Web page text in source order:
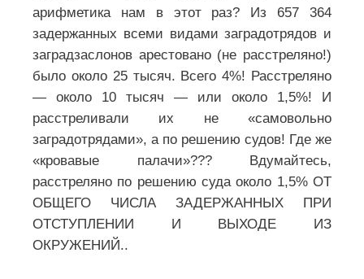
арифметика нам в этот раз? Из 657 364
задержанных всеми видами заградотрядов и
заградзаслонов арестовано (не расстреляно!)
было около 25 тысяч. Всего 4%! Расстреляно
— около 10 тысяч — или около 1,5%! И
расстреливали их не «самовольно
заградотрядами», а по решению судов! Где же
«кровавые палачи»??? Вдумайтесь,
расстреляно по решению суда около 1,5% ОТ
ОБЩЕГО ЧИСЛА ЗАДЕРЖАННЫХ ПРИ
ОТСТУПЛЕНИИ И ВЫХОДЕ ИЗ
ОКРУЖЕНИЙ..